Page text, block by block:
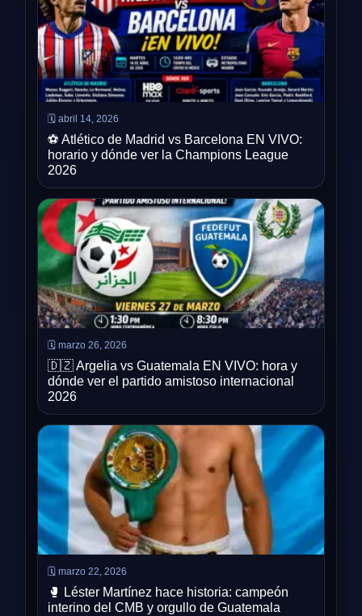
🗓️ abril 14, 2026
⚽ Atlético de Madrid vs Barcelona EN VIVO:
horario y dónde ver la Champions League
2026
🗓️ marzo 26, 2026
🇩🇿 Argelia vs Guatemala EN VIVO: hora y
dónde ver el partido amistoso internacional
2026
🗓️ marzo 22, 2026
🥊 Léster Martínez hace historia: campeón
interino del CMB y orgullo de Guatemala